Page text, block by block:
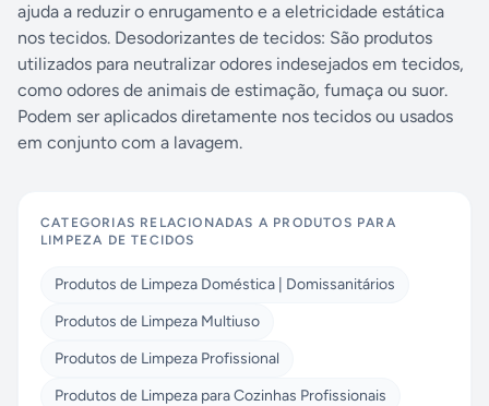
ajuda a reduzir o enrugamento e a eletricidade estática
nos tecidos. Desodorizantes de tecidos: São produtos
utilizados para neutralizar odores indesejados em tecidos,
como odores de animais de estimação, fumaça ou suor.
Podem ser aplicados diretamente nos tecidos ou usados
em conjunto com a lavagem.
CATEGORIAS RELACIONADAS A PRODUTOS PARA
LIMPEZA DE TECIDOS
Produtos de Limpeza Doméstica | Domissanitários
Produtos de Limpeza Multiuso
Produtos de Limpeza Profissional
Produtos de Limpeza para Cozinhas Profissionais